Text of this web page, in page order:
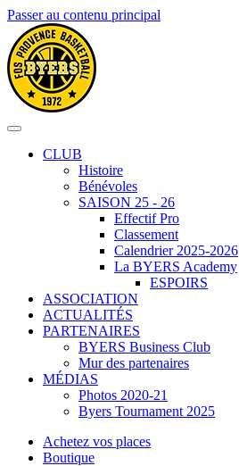
Passer au contenu principal
CLUB
Histoire
Bénévoles
SAISON 25 - 26
Effectif Pro
Classement
Calendrier 2025-2026
La BYERS Academy
ESPOIRS
ASSOCIATION
ACTUALITÉS
PARTENAIRES
BYERS Business Club
Mur des partenaires
MÉDIAS
Photos 2020-21
Byers Tournament 2025
Achetez vos places
Boutique